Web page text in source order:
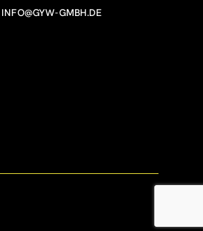
INFO@GYW-GMBH.DE